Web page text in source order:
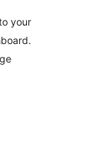
your